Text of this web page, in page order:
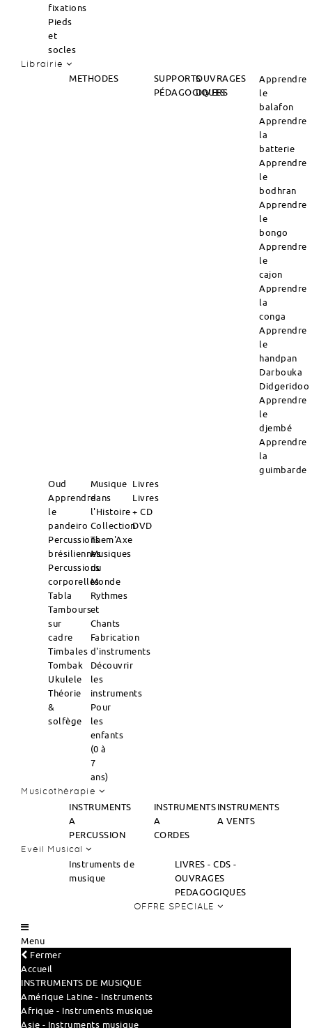
fixations
Pieds
et
socles
Librairie
METHODES
SUPPORTS
PÉDAGOGIQUES
OUVRAGES
DIVERS
Apprendre
le
balafon
Apprendre
la
batterie
Apprendre
le
bodhran
Apprendre
le
bongo
Apprendre
le
cajon
Apprendre
la
conga
Apprendre
le
handpan
Darbouka
Didgeridoo
Apprendre
le
djembé
Apprendre
la
guimbarde
Oud
Apprendre
le
pandeiro
Percussions
brésiliennes
Percussions
corporelles
Tabla
Tambours
sur
cadre
Timbales
Tombak
Ukulele
Théorie
&
solfège
Musique
dans
l'Histoire
Collection
Them'Axe
Musiques
du
Monde
Rythmes
et
Chants
Fabrication
d'instruments
Découvrir
les
instruments
Pour
les
enfants
(0 à
7
ans)
Livres
Livres
+ CD
DVD
Musicothérapie
INSTRUMENTS
A
PERCUSSION
INSTRUMENTS
A
CORDES
INSTRUMENTS
A VENTS
Eveil Musical
Instruments de
musique
LIVRES - CDS -
OUVRAGES
PEDAGOGIQUES
OFFRE SPECIALE
Menu
Fermer
Accueil
INSTRUMENTS DE MUSIQUE
Amérique Latine - Instruments
Afrique - Instruments musique
Asie - Instruments musique